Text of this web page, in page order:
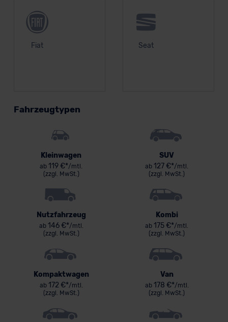
Fiat Seat
Fahrzeugtypen
Kleinwagen
ab 119 €*/mtl.
(zzgl. MwSt.)
SUV
ab 127 €*/mtl.
(zzgl. MwSt.)
Nutzfahrzeug
ab146 €*/mtl.
(zzgl. MwSt.)
Kombi
ab 175 €*/mtl.
(zzgl. MwSt.)
Kompaktwagen
ab172 €*/mtl.
(zzgl. MwSt.)
Van
ab178 €*/mtl.
(zzgl. MwSt.)